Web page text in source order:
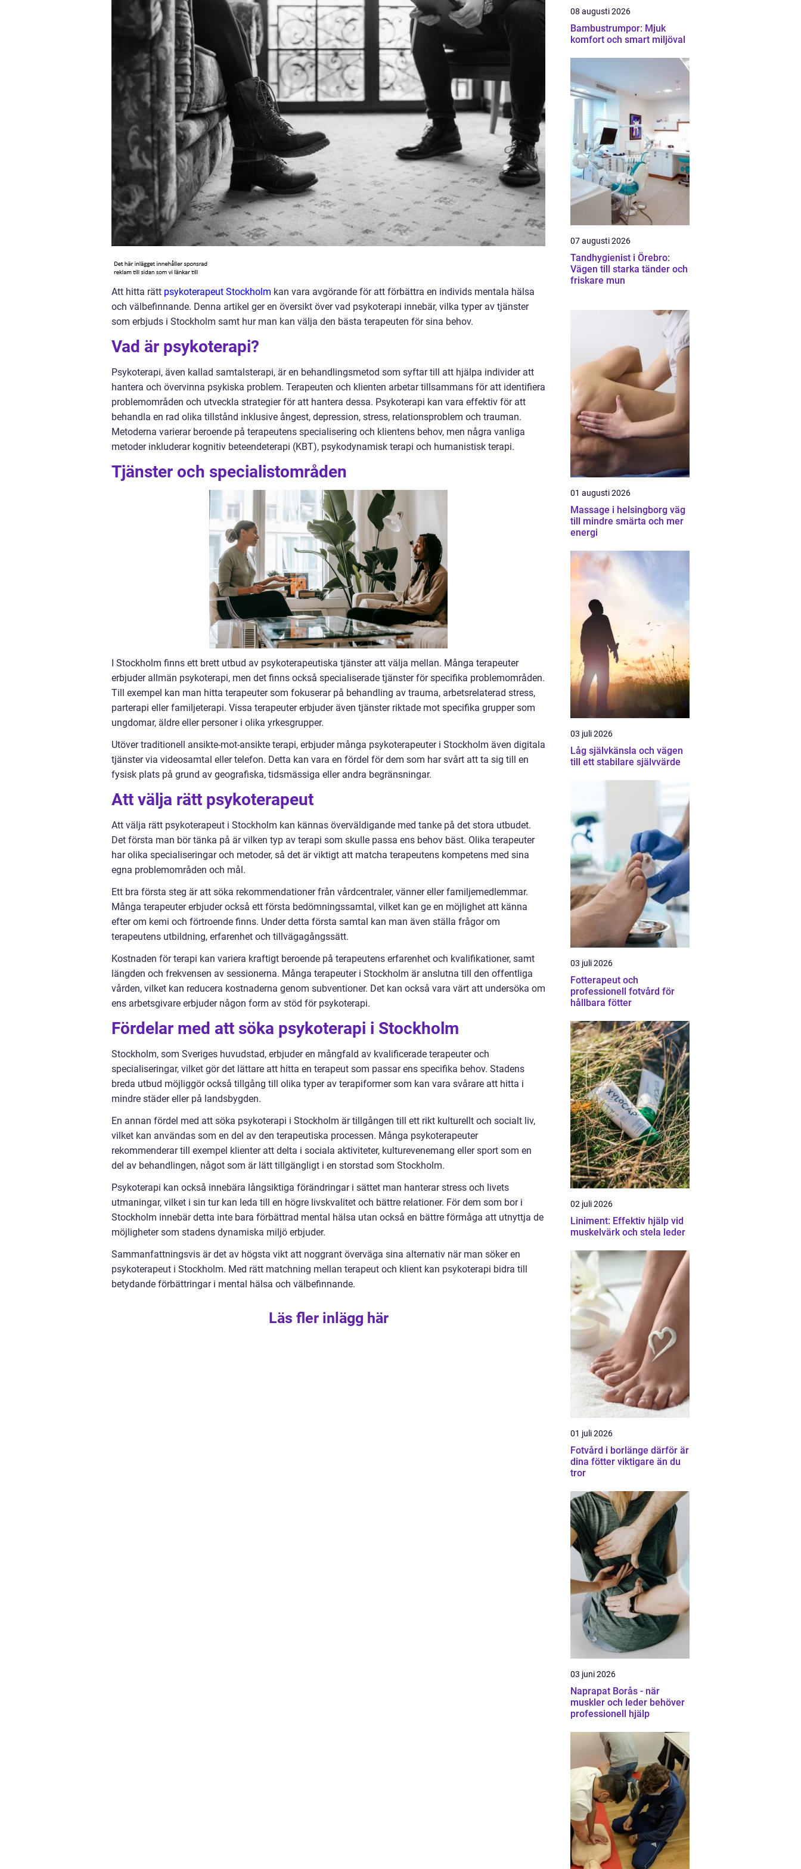
Att hitta rätt psykoterapeut Stockholm kan vara avgörande för att förbättra en individs mentala hälsa
och välbefinnande. Denna artikel ger en översikt över vad psykoterapi innebär, vilka typer av tjänster
som erbjuds i Stockholm samt hur man kan välja den bästa terapeuten för sina behov.
Vad är psykoterapi?
Psykoterapi, även kallad samtalsterapi, är en behandlingsmetod som syftar till att hjälpa individer att
hantera och övervinna psykiska problem. Terapeuten och klienten arbetar tillsammans för att identifiera
problemområden och utveckla strategier för att hantera dessa. Psykoterapi kan vara effektiv för att
behandla en rad olika tillstånd inklusive ångest, depression, stress, relationsproblem och trauman.
Metoderna varierar beroende på terapeutens specialisering och klientens behov, men några vanliga
metoder inkluderar kognitiv beteendeterapi (KBT), psykodynamisk terapi och humanistisk terapi.
Tjänster och specialistområden
I Stockholm finns ett brett utbud av psykoterapeutiska tjänster att välja mellan. Många terapeuter
erbjuder allmän psykoterapi, men det finns också specialiserade tjänster för specifika problemområden.
Till exempel kan man hitta terapeuter som fokuserar på behandling av trauma, arbetsrelaterad stress,
parterapi eller familjeterapi. Vissa terapeuter erbjuder även tjänster riktade mot specifika grupper som
ungdomar, äldre eller personer i olika yrkesgrupper.
Utöver traditionell ansikte-mot-ansikte terapi, erbjuder många psykoterapeuter i Stockholm även digitala
tjänster via videosamtal eller telefon. Detta kan vara en fördel för dem som har svårt att ta sig till en
fysisk plats på grund av geografiska, tidsmässiga eller andra begränsningar.
Att välja rätt psykoterapeut
Att välja rätt psykoterapeut i Stockholm kan kännas överväldigande med tanke på det stora utbudet.
Det första man bör tänka på är vilken typ av terapi som skulle passa ens behov bäst. Olika terapeuter
har olika specialiseringar och metoder, så det är viktigt att matcha terapeutens kompetens med sina
egna problemområden och mål.
Ett bra första steg är att söka rekommendationer från vårdcentraler, vänner eller familjemedlemmar.
Många terapeuter erbjuder också ett första bedömningssamtal, vilket kan ge en möjlighet att känna
efter om kemi och förtroende finns. Under detta första samtal kan man även ställa frågor om
terapeutens utbildning, erfarenhet och tillvägagångssätt.
Kostnaden för terapi kan variera kraftigt beroende på terapeutens erfarenhet och kvalifikationer, samt
längden och frekvensen av sessionerna. Många terapeuter i Stockholm är anslutna till den offentliga
vården, vilket kan reducera kostnaderna genom subventioner. Det kan också vara värt att undersöka om
ens arbetsgivare erbjuder någon form av stöd för psykoterapi.
Fördelar med att söka psykoterapi i Stockholm
Stockholm, som Sveriges huvudstad, erbjuder en mångfald av kvalificerade terapeuter och
specialiseringar, vilket gör det lättare att hitta en terapeut som passar ens specifika behov. Stadens
breda utbud möjliggör också tillgång till olika typer av terapiformer som kan vara svårare att hitta i
mindre städer eller på landsbygden.
En annan fördel med att söka psykoterapi i Stockholm är tillgången till ett rikt kulturellt och socialt liv,
vilket kan användas som en del av den terapeutiska processen. Många psykoterapeuter
rekommenderar till exempel klienter att delta i sociala aktiviteter, kulturevenemang eller sport som en
del av behandlingen, något som är lätt tillgängligt i en storstad som Stockholm.
Psykoterapi kan också innebära långsiktiga förändringar i sättet man hanterar stress och livets
utmaningar, vilket i sin tur kan leda till en högre livskvalitet och bättre relationer. För dem som bor i
Stockholm innebär detta inte bara förbättrad mental hälsa utan också en bättre förmåga att utnyttja de
möjligheter som stadens dynamiska miljö erbjuder.
Sammanfattningsvis är det av högsta vikt att noggrant överväga sina alternativ när man söker en
psykoterapeut i Stockholm. Med rätt matchning mellan terapeut och klient kan psykoterapi bidra till
betydande förbättringar i mental hälsa och välbefinnande.
Läs fler inlägg här
08 augusti 2026
Bambustrumpor: Mjuk
komfort och smart miljöval
07 augusti 2026
Tandhygienist i Örebro:
Vägen till starka tänder och
friskare mun
01 augusti 2026
Massage i helsingborg väg
till mindre smärta och mer
energi
03 juli 2026
Låg självkänsla och vägen
till ett stabilare självvärde
03 juli 2026
Fotterapeut och
professionell fotvård för
hållbara fötter
02 juli 2026
Liniment: Effektiv hjälp vid
muskelvärk och stela leder
01 juli 2026
Fotvård i borlänge därför är
dina fötter viktigare än du
tror
03 juni 2026
Naprapat Borås - när
muskler och leder behöver
professionell hjälp